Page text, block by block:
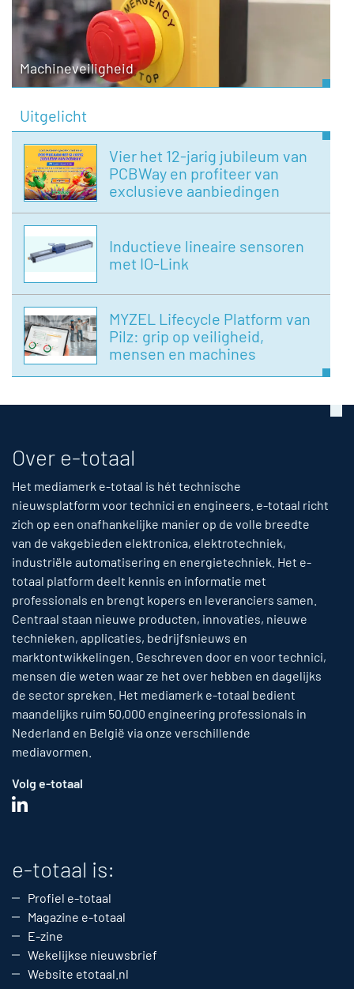
Machineveiligheid
Uitgelicht
Vier het 12-jarig jubileum van
PCBWay en profiteer van
exclusieve aanbiedingen
Inductieve lineaire sensoren
met IO-Link
MYZEL Lifecycle Platform van
Pilz: grip op veiligheid,
mensen en machines
Over e-totaal
Het mediamerk e-totaal is hét technische
nieuwsplatform voor technici en engineers. e-totaal richt
zich op een onafhankelijke manier op de volle breedte
van de vakgebieden elektronica, elektrotechniek,
industriële automatisering en energietechniek. Het e-
totaal platform deelt kennis en informatie met
professionals en brengt kopers en leveranciers samen.
Centraal staan nieuwe producten, innovaties, nieuwe
technieken, applicaties, bedrijfsnieuws en
marktontwikkelingen. Geschreven door en voor technici,
mensen die weten waar ze het over hebben en dagelijks
de sector spreken. Het mediamerk e-totaal bedient
maandelijks ruim 50,000 engineering professionals in
Nederland en België via onze verschillende
mediavormen.
Volg e-totaal
e-totaal is:
Profiel e-totaal
Magazine e-totaal
E-zine
Wekelijkse nieuwsbrief
Website etotaal.nl